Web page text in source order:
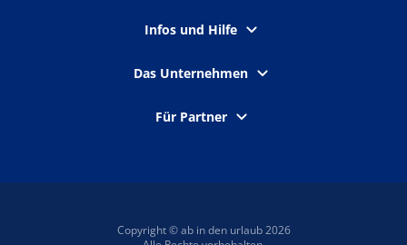
Infos und Hilfe
Das Unternehmen
Für Partner
Copyright © ab in den urlaub 2026